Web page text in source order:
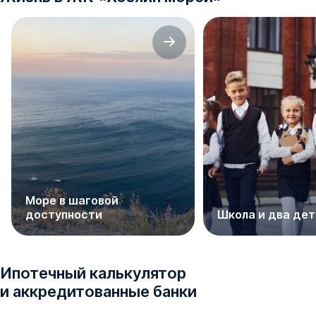
Море в шаговой
доступности
Школа и два
Ипотечный калькулятор
и аккредитованные банки